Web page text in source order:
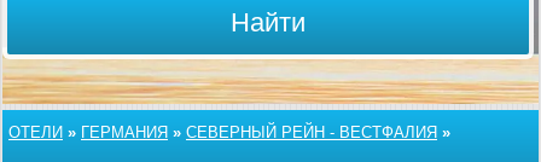
Найти
ОТЕЛИ » ГЕРМАНИЯ » СЕВЕРНЫЙ РЕЙН - ВЕСТФАЛИЯ »